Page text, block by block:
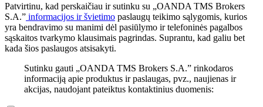
Patvirtinu, kad perskaičiau ir sutinku su „OANDA TMS Brokers
S.A.” informacijos ir švietimo paslaugų teikimo sąlygomis, kurios
yra bendravimo su manimi dėl pasiūlymo ir telefoninės pagalbos
sąskaitos tvarkymo klausimais pagrindas. Suprantu, kad galiu bet
kada šios paslaugos atsisakyti.
Sutinku gauti „OANDA TMS Brokers S.A.” rinkodaros
informaciją apie produktus ir paslaugas, pvz., naujienas ir
akcijas, naudojant pateiktus kontaktinius duomenis: